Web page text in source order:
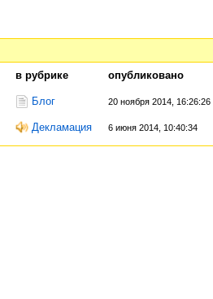
в рубрике опубликовано
Блог 20 ноября 2014, 16:26:26
Декламация 6 июня 2014, 10:40:34